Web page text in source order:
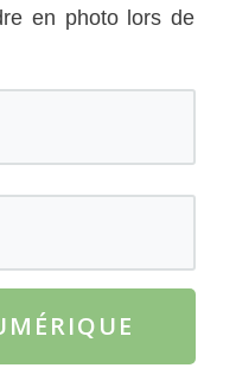
en photo lors de